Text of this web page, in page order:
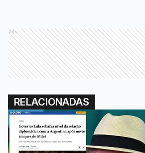
Ads
RELACIONADAS